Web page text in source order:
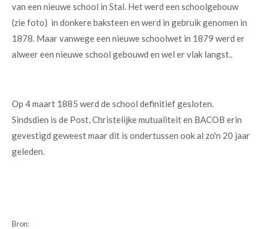
van een nieuwe school in Stal. Het werd een schoolgebouw
(zie foto) in donkere baksteen en werd in gebruik genomen in
1878. Maar vanwege een nieuwe schoolwet in 1879 werd er
alweer een nieuwe school gebouwd en wel er vlak langst..
Op 4 maart 1885 werd de school definitief gesloten.
Sindsdien is de Post, Christelijke mutualiteit en BACOB erin
gevestigd geweest maar dit is ondertussen ook al zo'n 20 jaar
geleden.
Bron: